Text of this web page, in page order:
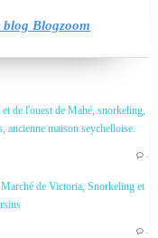
de l'ouest de Mahé, snorkeling,
ancienne maison seychelloise.
…
de Victoria, Snorkeling et
…
Blogzoom